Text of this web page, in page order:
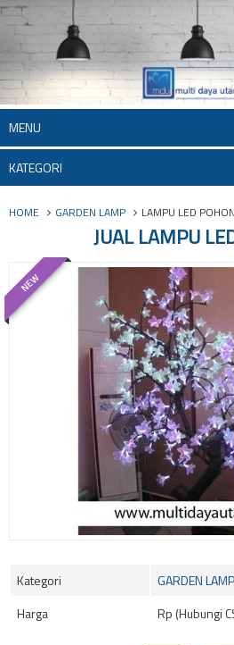
MENU
KATEGORI
HOME GARDEN LAMP LAMPU LED POHON
JUAL LAMPU
NEW
Kategori
GARDEN LAMP
Harga
Rp (Hubungi